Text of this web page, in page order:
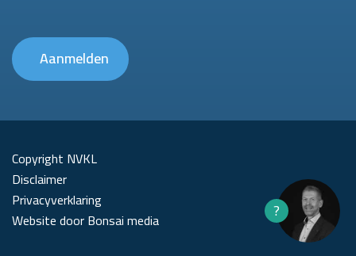
Aanmelden
Copyright NVKL
Disclaimer
Privacyverklaring
Website door Bonsai media
?